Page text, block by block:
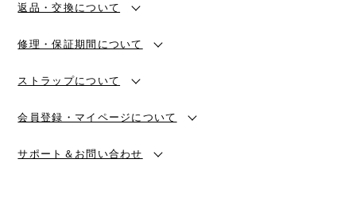
返品・交換について
修理・保証期間について
ストラップについて
会員登録・マイページについて
サポート＆お問い合わせ